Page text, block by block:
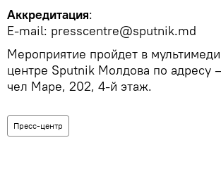
Аккредитация:
E-mail: presscentre@sputnik.md
Мероприятие пройдет в
центре Sputnik Молдова по адресу
чел Маре, 202, 4-й этаж.
Пресс-центр